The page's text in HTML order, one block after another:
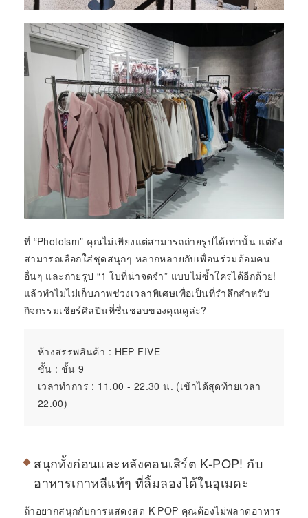
ที่ “Photoism” คุณไม่เพียงแต่สามารถถ่ายรูปได้เท่านั้น แต่ยัง
สามารถเลือกใส่ชุดสนุกๆ หลากหลายกับเพื่อนร่วมด้อมคน
อื่นๆ และถ่ายรูป “1 ใบที่น่าจดจำ” แบบไม่ซ้ำใครได้อีกด้วย!
แล้วทำไมไม่เก็บภาพช่วงเวลาพิเศษเพื่อเป็นที่รำลึกสำหรับ
กิจกรรมเชียร์ศิลปินที่ชื่นชอบของคุณดูล่ะ?
ห้างสรรพสินค้า : HEP FIVE
ชั้น : ชั้น 9
เวลาทำการ : 11.00 - 22.30 น. (เข้าได้สุดท้ายเวลา
22.00)
สนุกทั้งก่อนและหลังคอนเสิร์ต K-POP! กับ
อาหารเกาหลีแท้ๆ ที่ลิ้มลองได้ในอุเมดะ
ถ้าอยากสนุกกับการแสดงสด K-POP คุณต้องไม่พลาดอาหาร